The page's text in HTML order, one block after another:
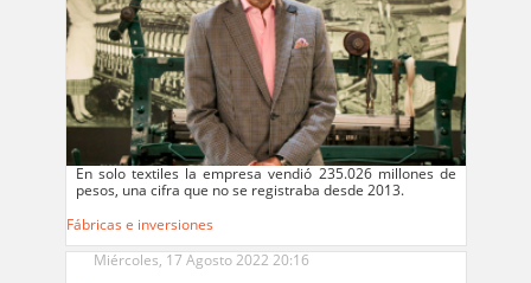
En solo textiles la empresa vendió 235.026 millones de
pesos, una cifra que no se registraba desde 2013.
Fábricas e inversiones
Miércoles, 17 Agosto 2022 20:16